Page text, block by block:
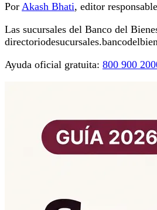
Por Akash Bhati, editor responsable
Las sucursales del Banco del
Ayuda oficial gratuita: 800 900